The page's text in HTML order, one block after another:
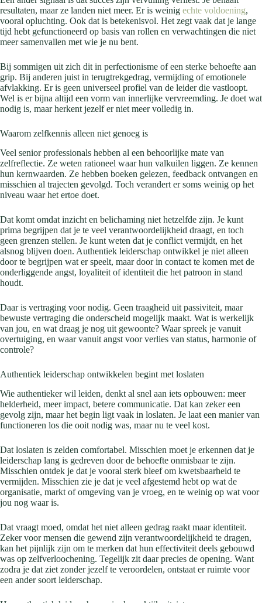
resultaten, maar ze landen niet meer. Er is weinig echte voldoening,
vooral opluchting. Ook dat is betekenisvol. Het zegt vaak dat je lange
tijd hebt gefunctioneerd op basis van rollen en verwachtingen die niet
meer samenvallen met wie je nu bent.
Bij sommigen uit zich dit in perfectionisme of een sterke behoefte aan
grip. Bij anderen juist in terugtrekgedrag, vermijding of emotionele
afvlakking. Er is geen universeel profiel van de leider die vastloopt.
Wel is er bijna altijd een vorm van innerlijke vervreemding. Je doet wat
nodig is, maar herkent jezelf er niet meer volledig in.
Waarom zelfkennis alleen niet genoeg is
Veel senior professionals hebben al een behoorlijke mate van
zelfreflectie. Ze weten rationeel waar hun valkuilen liggen. Ze kennen
hun kernwaarden. Ze hebben boeken gelezen, feedback ontvangen en
misschien al trajecten gevolgd. Toch verandert er soms weinig op het
niveau waar het ertoe doet.
Dat komt omdat inzicht en belichaming niet hetzelfde zijn. Je kunt
prima begrijpen dat je te veel verantwoordelijkheid draagt, en toch
geen grenzen stellen. Je kunt weten dat je conflict vermijdt, en het
alsnog blijven doen. Authentiek leiderschap ontwikkel je niet alleen
door te begrijpen wat er speelt, maar door in contact te komen met de
onderliggende angst, loyaliteit of identiteit die het patroon in stand
houdt.
Daar is vertraging voor nodig. Geen traagheid uit passiviteit, maar
bewuste vertraging die onderscheid mogelijk maakt. Wat is werkelijk
van jou, en wat draag je nog uit gewoonte? Waar spreek je vanuit
overtuiging, en waar vanuit angst voor verlies van status, harmonie of
controle?
Authentiek leiderschap ontwikkelen begint met loslaten
Wie authentieker wil leiden, denkt al snel aan iets opbouwen: meer
helderheid, meer impact, betere communicatie. Dat kan zeker een
gevolg zijn, maar het begin ligt vaak in loslaten. Je laat een manier van
functioneren los die ooit nodig was, maar nu te veel kost.
Dat loslaten is zelden comfortabel. Misschien moet je erkennen dat je
leiderschap lang is gedreven door de behoefte onmisbaar te zijn.
Misschien ontdek je dat je vooral sterk bleef om kwetsbaarheid te
vermijden. Misschien zie je dat je veel afgestemd hebt op wat de
organisatie, markt of omgeving van je vroeg, en te weinig op wat voor
jou nog waar is.
Dat vraagt moed, omdat het niet alleen gedrag raakt maar identiteit.
Zeker voor mensen die gewend zijn verantwoordelijkheid te dragen,
kan het pijnlijk zijn om te merken dat hun effectiviteit deels gebouwd
was op zelfverloochening. Tegelijk zit daar precies de opening. Want
zodra je dat ziet zonder jezelf te veroordelen, ontstaat er ruimte voor
een ander soort leiderschap.